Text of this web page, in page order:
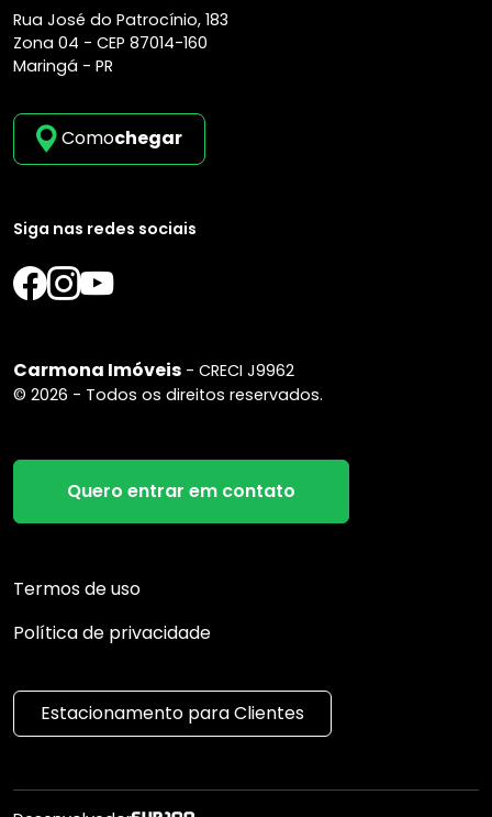
Rua José do Patrocínio, 183
Zona 04 - CEP 87014-160
Maringá - PR
Comochegar
Siga nas redes sociais
Carmona Imóveis - CRECI J9962
© 2026 - Todos os direitos reservados.
Quero entrar em contato
Termos de uso
Política de privacidade
Estacionamento para Clientes